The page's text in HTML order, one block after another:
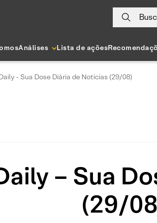
Análises Lista de ações
- Sua Dose Diária de Notícias (29/08)
– Sua
(29/